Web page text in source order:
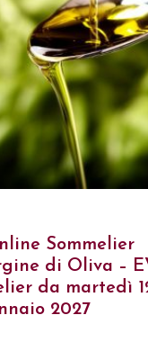
Sommelier
di Oliva –
da martedì
2027